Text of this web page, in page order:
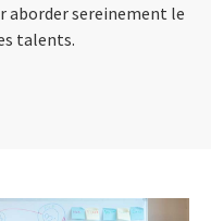
aborder sereinement le
talents.